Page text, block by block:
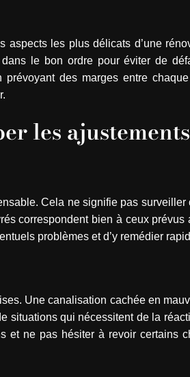
aspects les plus délicats d’une
le bon ordre pour éviter de
des marges entre
les ajustements
Cela ne signifie pas surveiller
correspondent bien à ceux
problèmes et d’y remédier
Une canalisation cachée en
situations qui nécessitent de la
et ne pas hésiter à revoir certains